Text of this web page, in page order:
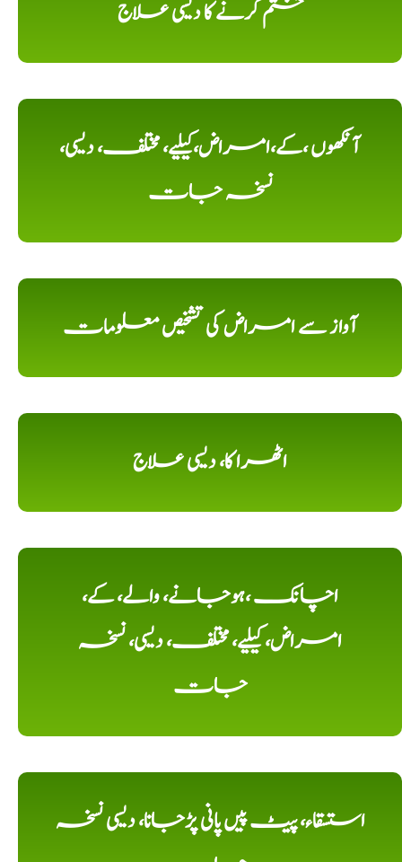
ختم کرنے کا دیسی علاج
آنکھوں ،کے،امراض،کیلیے، مختلف، دیسی،
نسخہ جات
آواز سے امراض کی تشخیص معلومات
اٹھرا کا، دیسی علاج
اچانک ،ہوجانے، والے، کے،
امراض، کیلیے، مختلف، دیسی، نسخہ
جات
استسقاء، پیٹ پیں پانی پڑجانا، دیسی نسخہ